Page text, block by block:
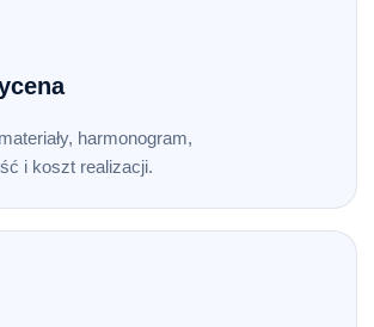
harmonogram,
i koszt realizacji.